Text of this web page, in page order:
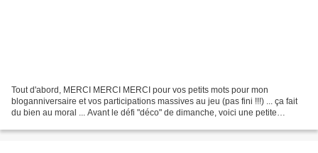
Tout d'abord, MERCI MERCI MERCI pour vos petits mots pour mon
bloganniversaire et vos participations massives au jeu (pas fini !!!) ... ça fait
du bien au moral ... Avant le défi "déco" de dimanche, voici une petite